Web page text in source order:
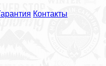
Контакты